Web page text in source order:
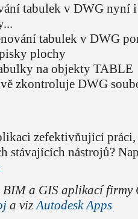
tabulek v DWG nyní
tabulek v DWG
plochy
na objekty TABLE
zkontroluje DWG
zefektivňující
stávajících nástrojů?
BIM a GIS aplikací firmy
a vizAutodesk Apps